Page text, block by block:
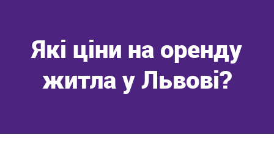
Які ціни на оренду
житла у Львові?